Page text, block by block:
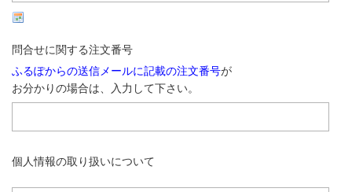
問合せに関する注文番号
ふるぽからの送信メールに記載の注文番号が
お分かりの場合は、入力して下さい。
個人情報の取り扱いについて